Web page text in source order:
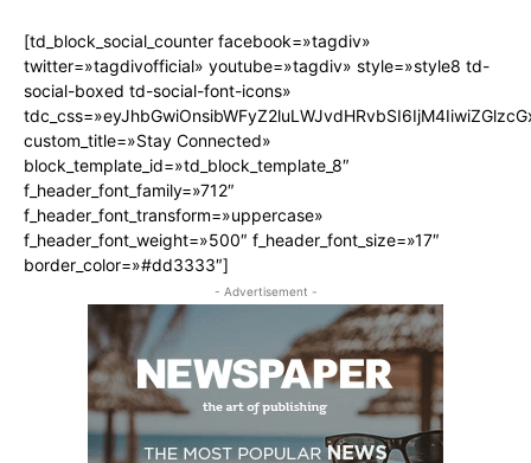
[td_block_social_counter facebook=»tagdiv»
twitter=»tagdivofficial» youtube=»tagdiv» style=»style8 td-
social-boxed td-social-font-icons»
custom_title=»Stay Connected»
block_template_id=»td_block_template_8″
f_header_font_family=»712″
f_header_font_transform=»uppercase»
f_header_font_weight=»500″ f_header_font_size=»17″
border_color=»#dd3333″]
- Advertisement -